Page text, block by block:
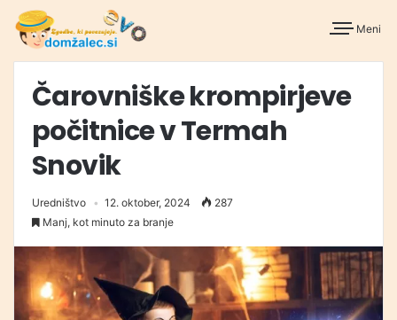
Meni
Čarovniške krompirjeve
počitnice v Termah
Snovik
Uredništvo 12. oktober, 2024
287
Manj, kot minuto za branje